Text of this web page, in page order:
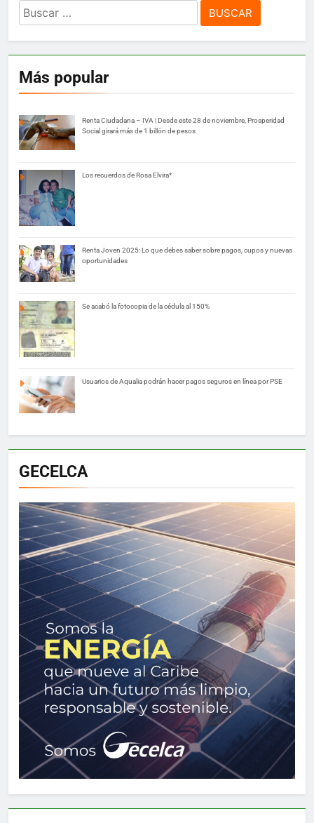
Buscar:
Más popular
Renta Ciudadana – IVA | Desde este 28 de noviembre, Prosperidad
Social girará más de 1 billón de pesos
Los recuerdos de Rosa Elvira*
Renta Joven 2025: Lo que debes saber sobre pagos, cupos y nuevas
oportunidades
Se acabó la fotocopia de la cédula al 150%
Usuarios de Aqualia podrán hacer pagos seguros en línea por PSE
GECELCA